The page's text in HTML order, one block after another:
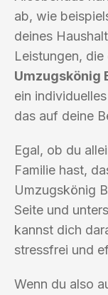
ab, wie
deines
Leistungen,
Umzugskönig
ein
das auf deine
Egal, ob du
Familie hast,
Umzugskönig
Seite und
kannst dich
stressfrei und
Wenn du also